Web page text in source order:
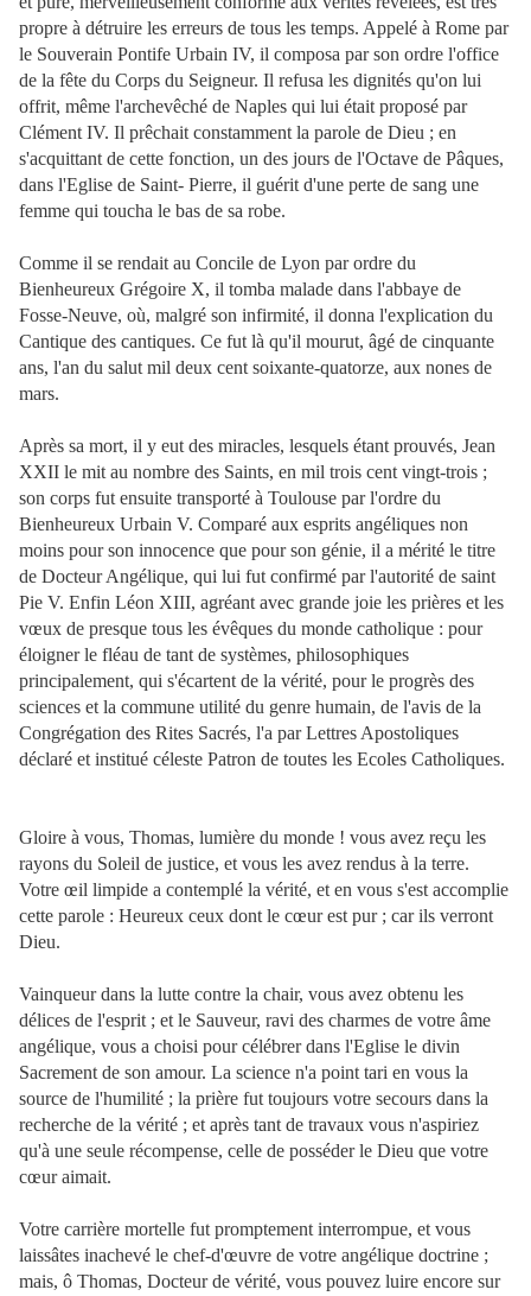
propre à détruire les erreurs de tous les temps. Appelé à Rome par
le Souverain Pontife Urbain IV, il composa par son ordre l'office
de la fête du Corps du Seigneur. Il refusa les dignités qu'on lui
offrit, même l'archevêché de Naples qui lui était proposé par
Clément IV. Il prêchait constamment la parole de Dieu ; en
s'acquittant de cette fonction, un des jours de l'Octave de Pâques,
dans l'Eglise de Saint- Pierre, il guérit d'une perte de sang une
femme qui toucha le bas de sa robe.
Comme il se rendait au Concile de Lyon par ordre du
Bienheureux Grégoire X, il tomba malade dans l'abbaye de
Fosse-Neuve, où, malgré son infirmité, il donna l'explication du
Cantique des cantiques. Ce fut là qu'il mourut, âgé de cinquante
ans, l'an du salut mil deux cent soixante-quatorze, aux nones de
mars.
Après sa mort, il y eut des miracles, lesquels étant prouvés, Jean
XXII le mit au nombre des Saints, en mil trois cent vingt-trois ;
son corps fut ensuite transporté à Toulouse par l'ordre du
Bienheureux Urbain V. Comparé aux esprits angéliques non
moins pour son innocence que pour son génie, il a mérité le titre
de Docteur Angélique, qui lui fut confirmé par l'autorité de saint
Pie V. Enfin Léon XIII, agréant avec grande joie les prières et les
vœux de presque tous les évêques du monde catholique : pour
éloigner le fléau de tant de systèmes, philosophiques
principalement, qui s'écartent de la vérité, pour le progrès des
sciences et la commune utilité du genre humain, de l'avis de la
Congrégation des Rites Sacrés, l'a par Lettres Apostoliques
déclaré et institué céleste Patron de toutes les Ecoles Catholiques.
Gloire à vous, Thomas, lumière du monde ! vous avez reçu les
rayons du Soleil de justice, et vous les avez rendus à la terre.
Votre œil limpide a contemplé la vérité, et en vous s'est accomplie
cette parole : Heureux ceux dont le cœur est pur ; car ils verront
Dieu.
Vainqueur dans la lutte contre la chair, vous avez obtenu les
délices de l'esprit ; et le Sauveur, ravi des charmes de votre âme
angélique, vous a choisi pour célébrer dans l'Eglise le divin
Sacrement de son amour. La science n'a point tari en vous la
source de l'humilité ; la prière fut toujours votre secours dans la
recherche de la vérité ; et après tant de travaux vous n'aspiriez
qu'à une seule récompense, celle de posséder le Dieu que votre
cœur aimait.
Votre carrière mortelle fut promptement interrompue, et vous
laissâtes inachevé le chef-d'œuvre de votre angélique doctrine ;
mais, ô Thomas, Docteur de vérité, vous pouvez luire encore sur